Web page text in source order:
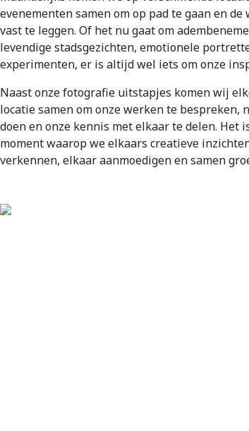
evenementen samen om op pad te gaan en
vast te leggen. Of het nu gaat om
levendige stadsgezichten, emotionele
experimenten, er is altijd wel iets om onze
Naast onze fotografie uitstapjes komen wij
locatie samen om onze werken te bespreken,
doen en onze kennis met elkaar te delen. Het
moment waarop we elkaars creatieve
verkennen, elkaar aanmoedigen en samen